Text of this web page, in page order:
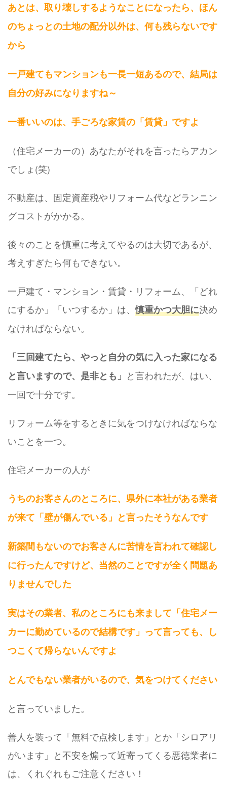
あとは、取り壊しするようなことになったら、ほん
のちょっとの土地の配分以外は、何も残らないです
から
一戸建てもマンションも一長一短あるので、結局は
自分の好みになりますね～
一番いいのは、手ごろな家賃の「賃貸」ですよ
（住宅メーカーの）あなたがそれを言ったらアカン
でしょ(笑)
不動産は、固定資産税やリフォーム代などランニン
グコストがかかる。
後々のことを慎重に考えてやるのは大切であるが、
考えすぎたら何もできない。
一戸建て・マンション・賃貸・リフォーム、「どれ
にするか」「いつするか」は、慎重かつ大胆に決め
なければならない。
「三回建てたら、やっと自分の気に入った家になる
と言いますので、是非とも」 と言われたが、はい、
一回で十分です。
リフォーム等をするときに気をつけなければならな
いことを一つ。
住宅メーカーの人が
うちのお客さんのところに、県外に本社がある業者
が来て「壁が傷んでいる」と言ったそうなんです
新築間もないのでお客さんに苦情を言われて確認し
に行ったんですけど、当然のことですが全く問題あ
りませんでした
実はその業者、私のところにも来まして「住宅メー
カーに勤めているので結構です」って言っても、し
つこくて帰らないんですよ
とんでもない業者がいるので、気をつけてください
と言っていました。
善人を装って「無料で点検します」とか「シロアリ
がいます」と不安を煽って近寄ってくる悪徳業者に
は、くれぐれもご注意ください！